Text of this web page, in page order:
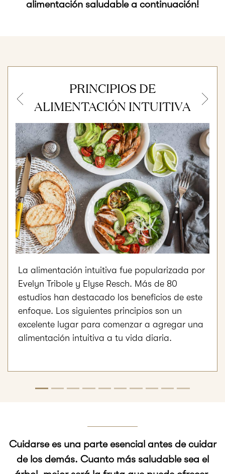
alimentación saludable a continuación!
PRINCIPIOS DE
ALIMENTACIÓN INTUITIVA
La alimentación intuitiva fue popularizada por
Evelyn Tribole y Elyse Resch. Más de 80
estudios han destacado los beneficios de este
enfoque. Los siguientes principios son un
excelente lugar para comenzar a agregar una
alimentación intuitiva a tu vida diaria.
Cuidarse es una parte esencial antes de cuidar
de los demás. Cuanto más saludable sea el